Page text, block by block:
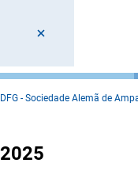
DFG - Sociedade Alemã de
2025